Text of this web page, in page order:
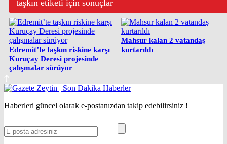
taşkın etiketi için sonuçlar
Edremit’te taşkın riskine karşı
Kuruçay Deresi projesinde
çalışmalar sürüyor
Mahsur kalan 2 vatandaş
kurtarıldı
Haberleri güncel olarak e-postanızdan takip edebilirsiniz !